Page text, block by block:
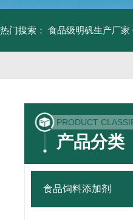
热门搜索： 食品级明矾生产厂家
PRODUCT
产品分类
食品饲料添加剂